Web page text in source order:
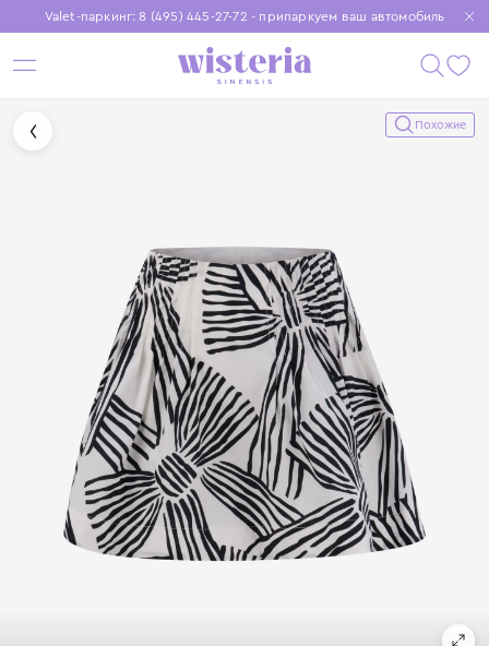
Valet-паркинг: 8 (495) 445-27-72 - припаркуем ваш автомобиль
Бесплатная доставка при заказе от 15 000 ₽
Установите приложение, чтобы покупки были еще удобнее
Похожие